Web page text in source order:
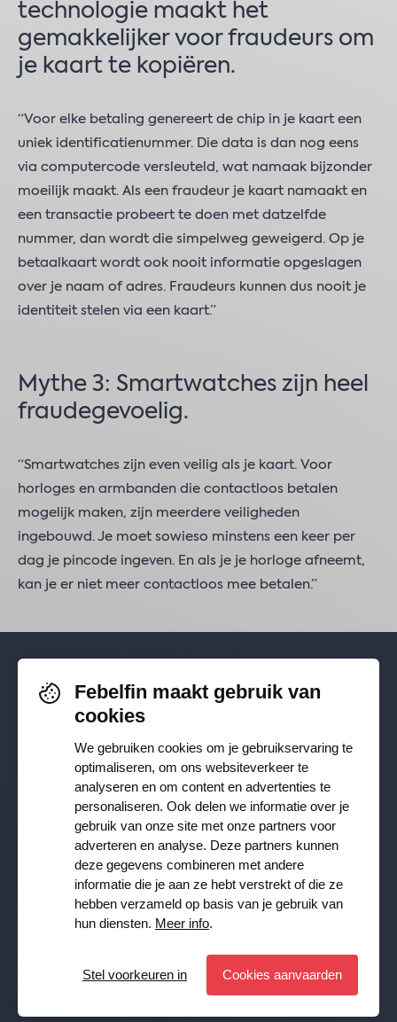
technologie maakt het
gemakkelijker voor fraudeurs om
je kaart te kopiëren.
“Voor elke betaling genereert de chip in je kaart een
uniek identificatienummer. Die data is dan nog eens
via computercode versleuteld, wat namaak bijzonder
moeilijk maakt. Als een fraudeur je kaart namaakt en
een transactie probeert te doen met datzelfde
nummer, dan wordt die simpelweg geweigerd. Op je
betaalkaart wordt ook nooit informatie opgeslagen
over je naam of adres. Fraudeurs kunnen dus nooit je
identiteit stelen via een kaart.”
Mythe 3: Smartwatches zijn heel
fraudegevoelig.
“Smartwatches zijn even veilig als je kaart. Voor
horloges en armbanden die contactloos betalen
mogelijk maken, zijn meerdere veiligheden
ingebouwd. Je moet sowieso minstens een keer per
dag je pincode ingeven. En als je je horloge afneemt,
kan je er niet meer contactloos mee betalen.”
Volg je ons al? Blijf op de hoogte via
Facebook,TikTok
Instagram.
Ontvang onze nieuwsbrief
JA, ik wil de Febelfin nieuwsbrief ontvangen en ga akkoord
met dePrivacy Policy
Febelfin maakt gebruik van
cookies
We gebruiken cookies om je gebruikservaring te
optimaliseren, om ons websiteverkeer te
analyseren en om content en advertenties te
personaliseren. Ook delen we informatie over je
gebruik van onze site met onze partners voor
adverteren en analyse. Deze partners kunnen
deze gegevens combineren met andere
informatie die je aan ze hebt verstrekt of die ze
hebben verzameld op basis van je gebruik van
hun diensten. Meer info.
Stel voorkeuren in Cookies aanvaarden